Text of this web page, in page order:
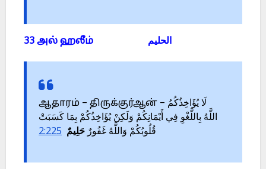
ஆதாரம் – திருக்குர்ஆன் – لَا يُؤَاخِذُكُمُ
اللَّهُ بِاللَّغْوِ فِي أَيْمَانِكُمْ وَلَكِنْ يُؤَاخِذُكُمْ بِمَا كَسَبَتْ
قُلُوبُكُمْ وَاللَّهُ غَفُورٌ حَلِيمٌ 2:225